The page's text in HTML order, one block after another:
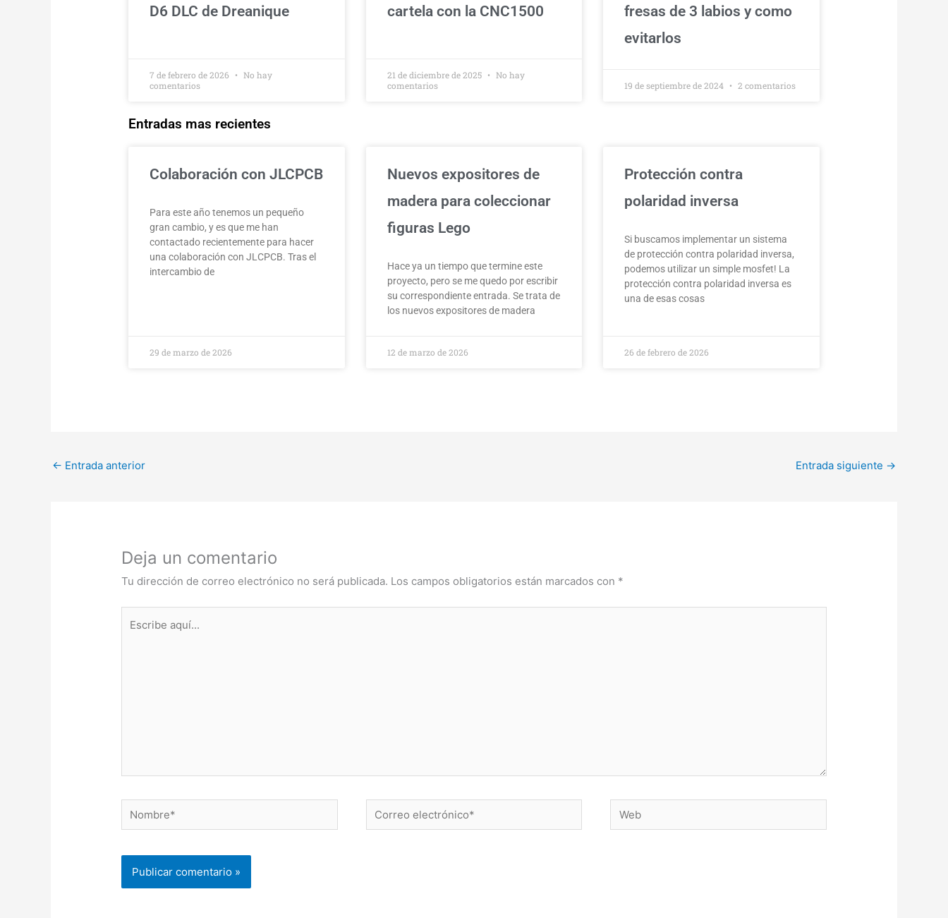
D6 DLC de Dreanique
7 de febrero de 2026
No hay
comentarios
cartela con la CNC1500
21 de diciembre de 2025
No hay
comentarios
fresas de 3 labios y como
evitarlos
19 de septiembre de 2024 2 comentarios
Entradas mas recientes
Colaboración con JLCPCB
Para este año tenemos un pequeño
gran cambio, y es que me han
contactado recientemente para hacer
una colaboración con JLCPCB. Tras el
intercambio de
29 de marzo de 2026
Nuevos expositores de
madera para coleccionar
figuras Lego
Hace ya un tiempo que termine este
proyecto, pero se me quedo por escribir
su correspondiente entrada. Se trata de
los nuevos expositores de madera
12 de marzo de 2026
Protección contra
polaridad inversa
Si buscamos implementar un sistema
de protección contra polaridad inversa,
podemos utilizar un simple mosfet! La
protección contra polaridad inversa es
una de esas cosas
26 de febrero de 2026
← Entrada anterior Entrada siguiente →
Deja un comentario
Tu dirección de correo electrónico no será publicada. Los campos obligatorios están marcados con *
Nombre*
Correo
electrónico*
Web